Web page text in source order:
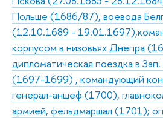
Польше (1686/87), воевода
(12.10.1689 -
корпусом в низовьях Днепра
дипломатическая поездка в Зап.
(1697-1699) , командующий
генерал-аншеф (1700),
армией, фельдмаршал (1701);